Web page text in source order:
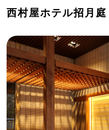
西村屋ホテル招月庭